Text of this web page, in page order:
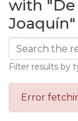
with "De
Joaquín"
Filter results by
Error